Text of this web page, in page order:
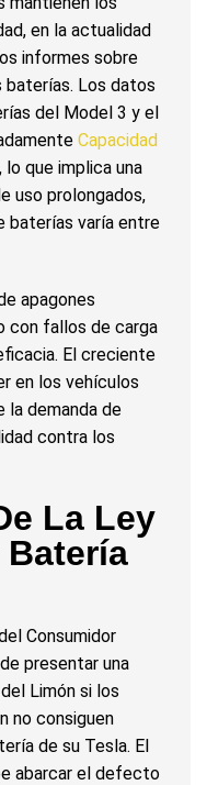
en la actualidad
informes sobre
baterías. Los datos
del Model 3 y el
Capacidad
que implica una
uso prolongados,
baterías varía entre
apagones
con fallos de carga
El creciente
en los vehículos
la demanda de
contra los
La Ley
Consumidor
presentar una
Limón si los
no consiguen
de su Tesla. El
abarcar el defecto